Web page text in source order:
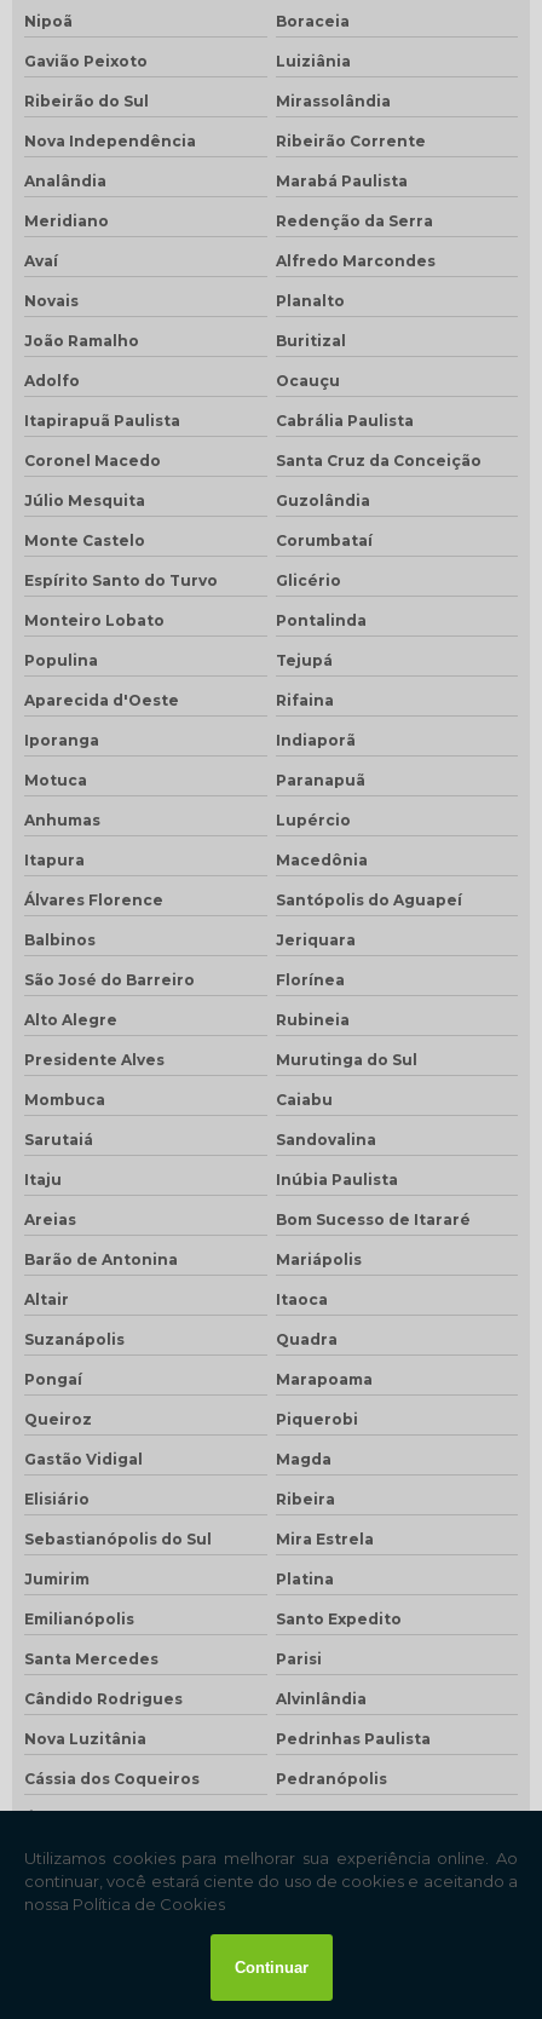
Nipoã Boraceia
Gavião Peixoto Luiziânia
Ribeirão do Sul Mirassolândia
Nova Independência Ribeirão Corrente
Analândia Marabá Paulista
Meridiano Redenção da Serra
Avaí Alfredo Marcondes
Novais Planalto
João Ramalho Buritizal
Adolfo Ocauçu
Itapirapuã Paulista Cabrália Paulista
Coronel Macedo Santa Cruz da Conceição
Júlio Mesquita Guzolândia
Monte Castelo Corumbataí
Espírito Santo do Turvo Glicério
Monteiro Lobato Pontalinda
Populina Tejupá
Aparecida d'Oeste Rifaina
Iporanga Indiaporã
Motuca Paranapuã
Anhumas Lupércio
Itapura Macedônia
Álvares Florence Santópolis do Aguapeí
Balbinos Jeriquara
São José do Barreiro Florínea
Alto Alegre Rubineia
Presidente Alves Murutinga do Sul
Mombuca Caiabu
Sarutaiá Sandovalina
Itaju Inúbia Paulista
Areias Bom Sucesso de Itararé
Barão de Antonina Mariápolis
Altair Itaoca
Suzanápolis Quadra
Pongaí Marapoama
Queiroz Piquerobi
Gastão Vidigal Magda
Elisiário Ribeira
Sebastianópolis do Sul Mira Estrela
Jumirim Platina
Emilianópolis Santo Expedito
Santa Mercedes Parisi
Cândido Rodrigues Alvinlândia
Nova Luzitânia Pedrinhas Paulista
Cássia dos Coqueiros Pedranópolis
Floreal Santa Rita d'Oeste
Borebi
Zacarias
Nantes